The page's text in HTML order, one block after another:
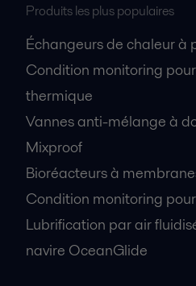
Produits les plus populaires
Échangeurs de chaleur à
Condition monitoring
thermique
Vannes anti-mélange à
Mixproof
Bioréacteurs à
Condition monitoring
Lubrification par air
navire OceanGlide